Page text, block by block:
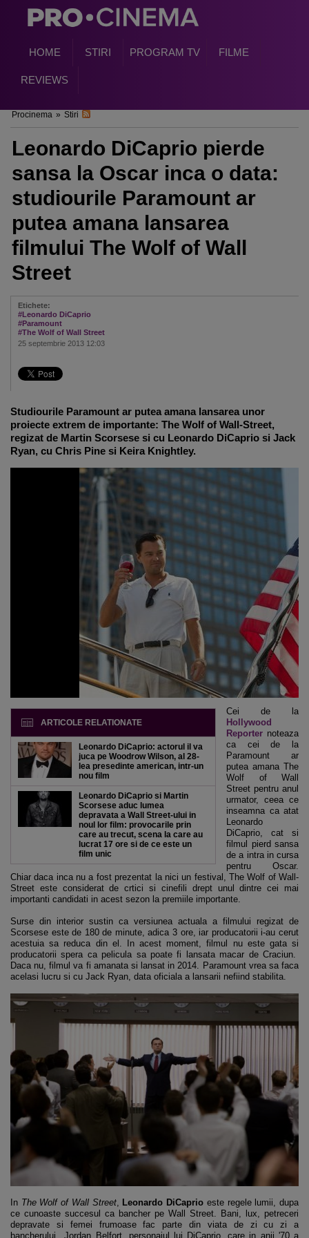
HOME STIRI PROGRAM TV FILME
REVIEWS
Procinema » Stiri
Leonardo DiCaprio pierde
sansa la Oscar inca o data:
studiourile Paramount ar
putea amana lansarea
filmului The Wolf of Wall
Street
Etichete:
#Leonardo DiCaprio
#Paramount
#The Wolf of Wall Street
25 septembrie 2013 12:03
Studiourile Paramount ar putea amana lansarea unor
proiecte extrem de importante: The Wolf of Wall-Street,
regizat de Martin Scorsese si cu Leonardo DiCaprio si Jack
Ryan, cu Chris Pine si Keira Knightley.
ARTICOLE RELATIONATE
Leonardo DiCaprio: actorul il va
juca pe Woodrow Wilson, al 28-
lea presedinte american, intr-un
nou film
Leonardo DiCaprio si Martin
Scorsese aduc lumea
depravata a Wall Street-ului in
noul lor film: provocarile prin
care au trecut, scena la care au
lucrat 17 ore si de ce este un
film unic
Cei de la
Hollywood
Reporter noteaza
ca cei de la
Paramount ar
putea amana The
Wolf of Wall
Street pentru anul
urmator, ceea ce
inseamna ca atat
Leonardo
DiCaprio, cat si
filmul pierd sansa
de a intra in cursa
pentru Oscar.
Chiar daca inca nu a fost prezentat la nici un festival, The Wolf of Wall-
Street este considerat de crtici si cinefili drept unul dintre cei mai
importanti candidati in acest sezon la premiile importante.
Surse din interior sustin ca versiunea actuala a filmului regizat de
Scorsese este de 180 de minute, adica 3 ore, iar producatorii i-au cerut
acestuia sa reduca din el. In acest moment, filmul nu este gata si
producatorii spera ca pelicula sa poate fi lansata macar de Craciun.
Daca nu, filmul va fi amanata si lansat in 2014. Paramount vrea sa faca
acelasi lucru si cu Jack Ryan, data oficiala a lansarii nefiind stabilita.
In The Wolf of Wall Street, Leonardo DiCaprio este regele lumii, dupa
ce cunoaste succesul ca bancher pe Wall Street. Bani, lux, petreceri
depravate si femei frumoase fac parte din viata de zi cu zi a
bancherului Jordan Belfort, personajul lui DiCaprio, care in anii '70 a